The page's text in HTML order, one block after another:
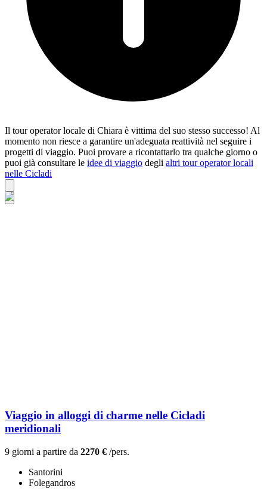
Il tour operator locale di Chiara è vittima del suo stesso successo! Al
momento non riesce a garantire un'adeguata reattività nel seguire i
progetti di viaggio. Puoi provare a ricontattarlo tra qualche giorno o
puoi già consultare le idee di viaggio degli altri tour operator locali
nelle Cicladi
Viaggio in alloggi di charme nelle Cicladi
meridionali
9 giorni a partire da 2270 € /pers.
Santorini
Folegandros